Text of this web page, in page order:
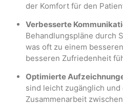
der Komfort für den
Verbesserte
Behandlungspläne durch
was oft zu einem
besseren Zufriedenheit
Optimierte
sind leicht zugänglich
Zusammenarbeit